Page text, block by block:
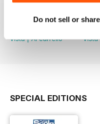
Do not sell or
Vista|Al carrello
Vista
SPECIAL EDITIONS